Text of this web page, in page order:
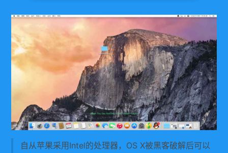
自从苹果采用Intel的处理器，OS X被黑客破解后可以